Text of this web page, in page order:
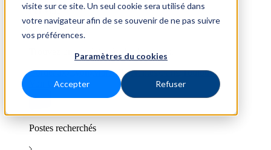
visite sur ce site. Un seul cookie sera utilisé dans
votre navigateur afin de se souvenir de ne pas suivre
vos préférences.
Paramètres du cookies
Accepter Refuser
Par ville
Trouvez un emploi près de chez vous.
Bordeaux Lyon Marseille Nantes Paris Toulouse
Voir tout
Postes recherchés